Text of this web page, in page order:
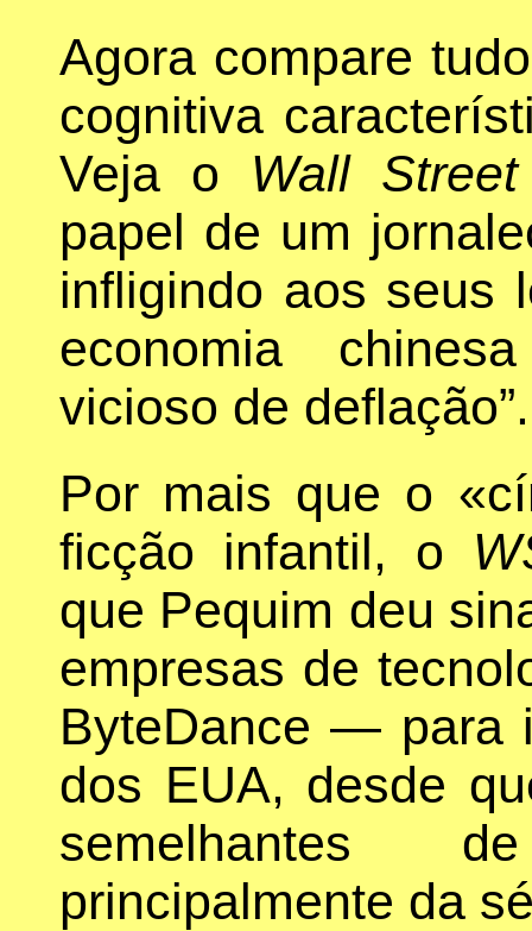
Agora compare
cognitiva
Veja o Wall
papel de um
infligindo aos seus
economia
vicioso de deflação”.
Por mais que o
ficção infantil, o
que Pequim deu
empresas de
ByteDance — para
dos EUA, desde
semelhantes
principalmente da